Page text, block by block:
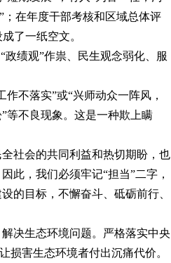
；在年度干部考核和区域总体评
了一纸空文。
政绩观”作祟、民生观念弱化、服
不落实”或“兴师动众一阵风，
等不良现象。这是一种欺上瞒
社会的共同利益和热切期盼，也
此，我们必须牢记“担当”二字，
的目标，不懈奋斗、砥砺前行、
决生态环境问题。严格落实中央
损害生态环境者付出沉痛代价。